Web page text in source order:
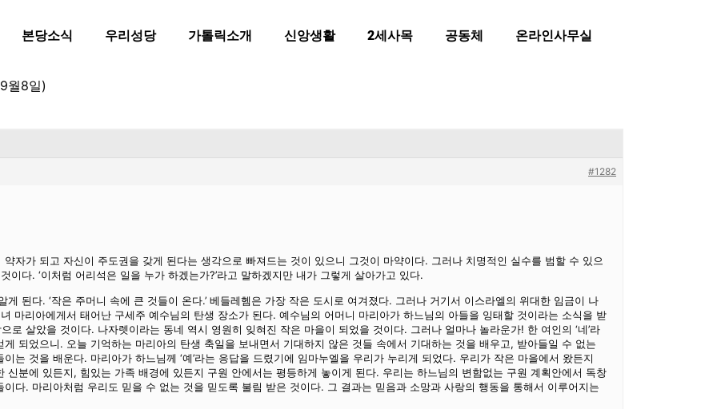
본당소식 우리성당 가톨릭소개 신앙생활 2세사목 공동체 온라인사무실
월8일)
#1282
자가 되고 자신이 주도권을 갖게 된다는 생각으로 빠져드는 것이 있으니 그것이 마약이다. 그러나 치명적인 실수를 범할 수 있으
이다. ‘이처럼 어리석은 일을 누가 하겠는가?’라고 말하겠지만 내가 그렇게 살아가고 있다.
된다. ‘작은 주머니 속에 큰 것들이 온다.’ 베들레헴은 가장 작은 도시로 여겨졌다. 그러나 거기서 이스라엘의 위대한 임금이 나
마리아에게서 태어난 구세주 예수님의 탄생 장소가 된다. 예수님의 어머니 마리아가 하느님의 아들을 잉태할 것이라는 소식을 받
로 살았을 것이다. 나자렛이라는 동네 역시 영원히 잊혀진 작은 마을이 되었을 것이다. 그러나 얼마나 놀라운가! 한 여인의 ‘네’라
되었으니. 오늘 기억하는 마리아의 탄생 축일을 보내면서 기대하지 않은 것들 속에서 기대하는 것을 배우고, 받아들일 수 없는
는 것을 배운다. 마리아가 하느님께 ‘예’라는 응답을 드렸기에 임마누엘을 우리가 누리게 되었다. 우리가 작은 마을에서 왔든지
신분에 있든지, 힘있는 가족 배경에 있든지 구원 안에서는 평등하게 놓이게 된다. 우리는 하느님의 변함없는 구원 계획안에서 독창
다. 마리아처럼 우리도 믿을 수 없는 것을 믿도록 불림 받은 것이다. 그 결과는 믿음과 소망과 사랑의 행동을 통해서 이루어지는